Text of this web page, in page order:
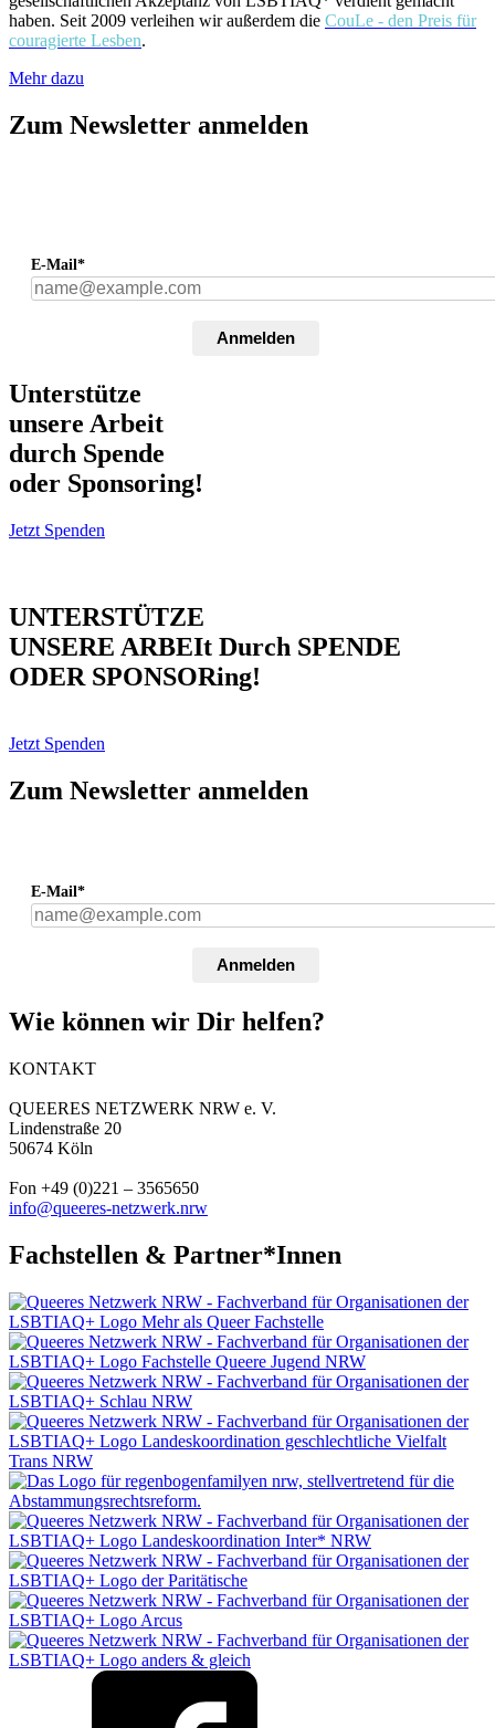
haben. Seit 2009 verleihen wir außerdem die CouLe - den Preis für
couragierte Lesben.
Mehr dazu
Zum Newsletter anmelden
E-Mail*
Anmelden
Unterstütze
unsere Arbeit
durch Spende
oder Sponsoring!
Jetzt Spenden
UNTERSTÜTZE
UNSERE ARBEIt Durch SPENDE
ODER SPONSORing!
Jetzt Spenden
Zum Newsletter anmelden
E-Mail*
Anmelden
Wie können wir Dir helfen?
KONTAKT
QUEERES NETZWERK NRW e. V.
Lindenstraße 20
50674 Köln
Fon +49 (0)221 – 3565650
info@queeres-netzwerk.nrw
Fachstellen & Partner*Innen